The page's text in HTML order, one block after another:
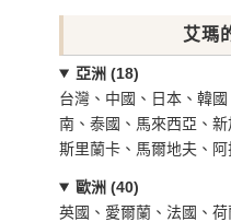
艾瑪
亞洲 (18)
台灣、中國、日本、韓
南、泰國、馬來西亞、
斯里蘭卡、馬爾地夫、
歐洲 (40)
英國、愛爾蘭、法國、